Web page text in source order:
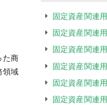
た商
領域
固定資産関連
固定資産関連
固定資産関連
固定資産関連
固定資産関連
固定資産関連